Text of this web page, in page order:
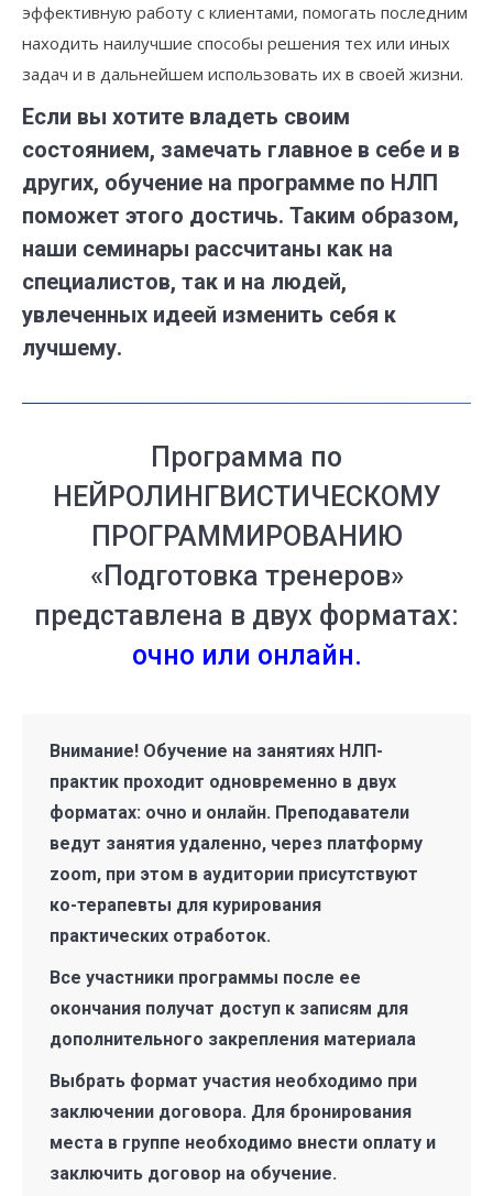
эффективную работу с клиентами, помогать последним
находить наилучшие способы решения тех или иных
задач и в дальнейшем использовать их в своей жизни.
Если вы хотите владеть своим
состоянием, замечать главное в себе и в
других, обучение на программе по НЛП
поможет этого достичь. Таким образом,
наши семинары рассчитаны как на
специалистов, так и на людей,
увлеченных идеей изменить себя к
лучшему.
Программа по
НЕЙРОЛИНГВИСТИЧЕСКОМУ
ПРОГРАММИРОВАНИЮ
«Подготовка тренеров»
представлена в двух форматах:
очно или онлайн.
Внимание! Обучение на занятиях НЛП-
практик проходит одновременно в двух
форматах: очно и онлайн. Преподаватели
ведут занятия удаленно, через платформу
zoom, при этом в аудитории присутствуют
ко-терапевты для курирования
практических отработок.
Все участники программы после ее
окончания получат доступ к записям для
дополнительного закрепления материала
Выбрать формат участия необходимо при
заключении договора. Для бронирования
места в группе необходимо внести оплату и
заключить договор на обучение.